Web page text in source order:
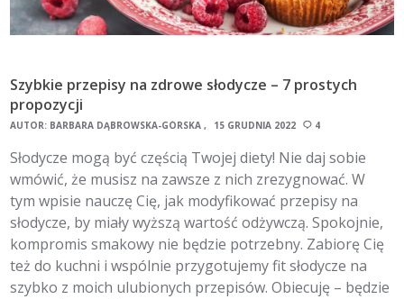
Szybkie przepisy na zdrowe słodycze – 7 prostych
propozycji
AUTOR: BARBARA DĄBROWSKA-GÓRSKA 15 GRUDNIA 2022 4
Słodycze mogą być częścią Twojej diety! Nie daj sobie
wmówić, że musisz na zawsze z nich zrezygnować. W
tym wpisie nauczę Cię, jak modyfikować przepisy na
słodycze, by miały wyższą wartość odżywczą. Spokojnie,
kompromis smakowy nie będzie potrzebny. Zabiorę Cię
też do kuchni i wspólnie przygotujemy fit słodycze na
szybko z moich ulubionych przepisów. Obiecuję – będzie